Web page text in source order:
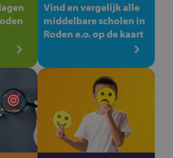
Vind en vergelijk alle
middelbare scholen in
Roden e.o. op de kaart